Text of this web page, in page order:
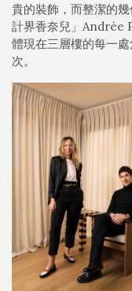
貴的裝飾，而整潔的
計界香奈兒」Andrée
體現在三層樓的每一
次。